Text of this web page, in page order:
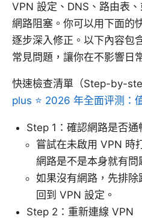
VPN 設定、DNS、路由表
網路阻塞。你可以用下面的
逐步深入修正。以下內容包
常見問題，讓你在不影響日
快速檢查清單（Step-by-
plus ⭐ 2026 年全面评测：
Step 1：確認網路是否通
嘗試在未啟用 VPN 時
網路是不是本身就有問
如果沒有網路，先排
回到 VPN 設定。
Step 2：重新連線 VPN